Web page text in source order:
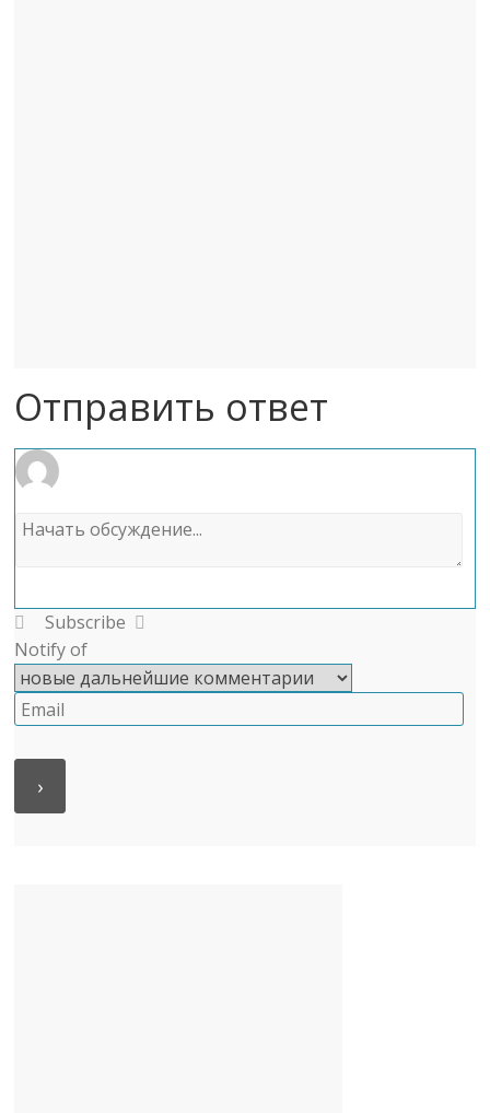
Отправить ответ
Subscribe
Notify of